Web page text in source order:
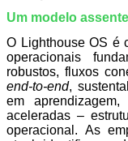
Um modelo
O Lighthouse OS é
operacionais
robustos, fluxos
end-to-end,
em
aceleradas –
operacional. As